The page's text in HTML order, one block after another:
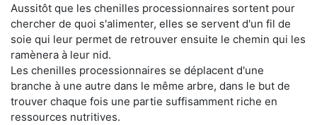
Aussitôt que les chenilles processionnaires sortent pour
chercher de quoi s'alimenter, elles se servent d'un fil de
soie qui leur permet de retrouver ensuite le chemin qui les
ramènera à leur nid.
Les chenilles processionnaires se déplacent d'une
branche à une autre dans le même arbre, dans le but de
trouver chaque fois une partie suffisamment riche en
ressources nutritives.